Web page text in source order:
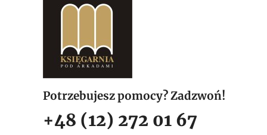
Potrzebujesz pomocy? Zadzwoń!
+48 (12) 272 01 67